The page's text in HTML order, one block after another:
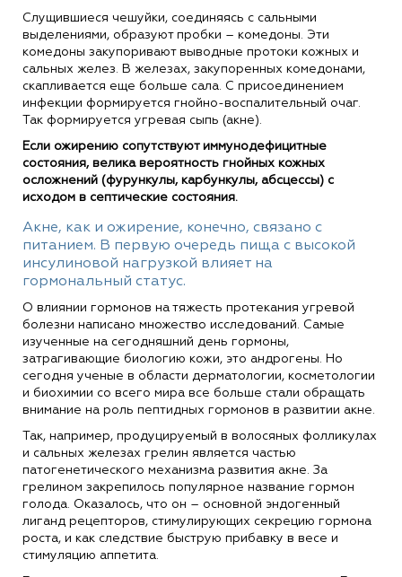
Слущившиеся чешуйки, соединяясь с сальными
выделениями, образуют пробки – комедоны. Эти
комедоны закупоривают выводные протоки кожных и
сальных желез. В железах, закупоренных комедонами,
скапливается еще больше сала. С присоединением
инфекции формируется гнойно-воспалительный очаг.
Так формируется угревая сыпь (акне).
Если ожирению сопутствуют иммунодефицитные
состояния, велика вероятность гнойных кожных
осложнений (фурункулы, карбункулы, абсцессы) с
исходом в септические состояния.
Акне, как и ожирение, конечно, связано с
питанием. В первую очередь пища с высокой
инсулиновой нагрузкой влияет на
гормональный статус.
О влиянии гормонов на тяжесть протекания угревой
болезни написано множество исследований. Самые
изученные на сегодняшний день гормоны,
затрагивающие биологию кожи, это андрогены. Но
сегодня ученые в области дерматологии, косметологии
и биохимии со всего мира все больше стали обращать
внимание на роль пептидных гормонов в развитии акне.
Так, например, продуцируемый в волосяных фолликулах
и сальных железах грелин является частью
патогенетического механизма развития акне. За
грелином закрепилось популярное название гормон
голода. Оказалось, что он – основной эндогенный
лиганд рецепторов, стимулирующих секрецию гормона
роста, и как следствие быструю прибавку в весе и
стимуляцию аппетита.